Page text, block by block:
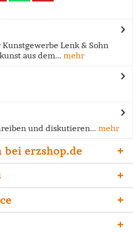
Lenk & Sohn
aus dem... mehr
und diskutieren... mehr
bei erzshop.de